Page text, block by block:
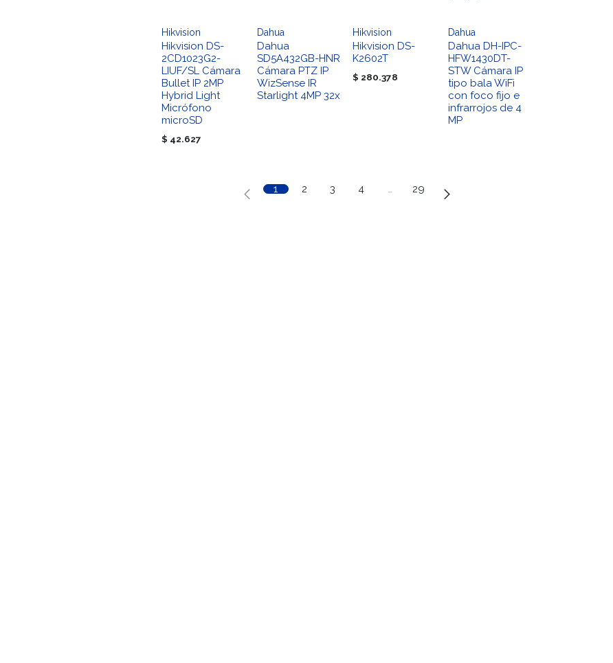
Hikvision DS-
2CD1023G2-
LIUF/SL Cámara
Bullet IP 2MP
Hybrid Light
Micrófono
microSD
$ 42.627
Hikvision
Dahua
SD5A432GB-HNR
Cámara PTZ IP
WizSense IR
Starlight 4MP 32x
Dahua
Hikvision DS-
K2602T
$ 280.378
Hikvision
Dahua DH-IPC-
HFW1430DT-
STW Cámara IP
tipo bala WiFi
con foco fijo e
infrarrojos de 4
MP
Dahua
1 2 3 4 … 29